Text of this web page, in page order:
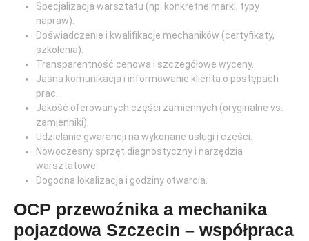
Specjalizacja warsztatu (np. konkretne marki, typy
napraw).
Doświadczenie i kwalifikacje mechaników (certyfikaty,
szkolenia).
Transparentność cenowa i szczegółowe wyceny.
Jasna komunikacja i informowanie klienta o postępach
prac.
Jakość oferowanych części zamiennych (oryginalne vs.
zamienniki).
Udzielanie gwarancji na wykonane usługi i części.
Nowoczesny sprzęt diagnostyczny i narzędzia
warsztatowe.
Dogodna lokalizacja i godziny otwarcia.
OCP przewoźnika a mechanika
pojazdowa Szczecin – współpraca